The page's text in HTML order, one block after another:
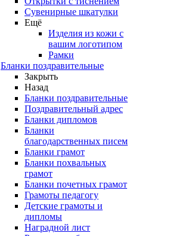
Сувенирные шкатулки
Ещё
Изделия из кожи с
вашим логотипом
Рамки
Бланки поздравительные
Закрыть
Назад
Бланки поздравительные
Поздравительный адрес
Бланки дипломов
Бланки
благодарственных писем
Бланки грамот
Бланки похвальных
грамот
Бланки почетных грамот
Грамоты педагогу
Детские грамоты и
дипломы
Наградной лист